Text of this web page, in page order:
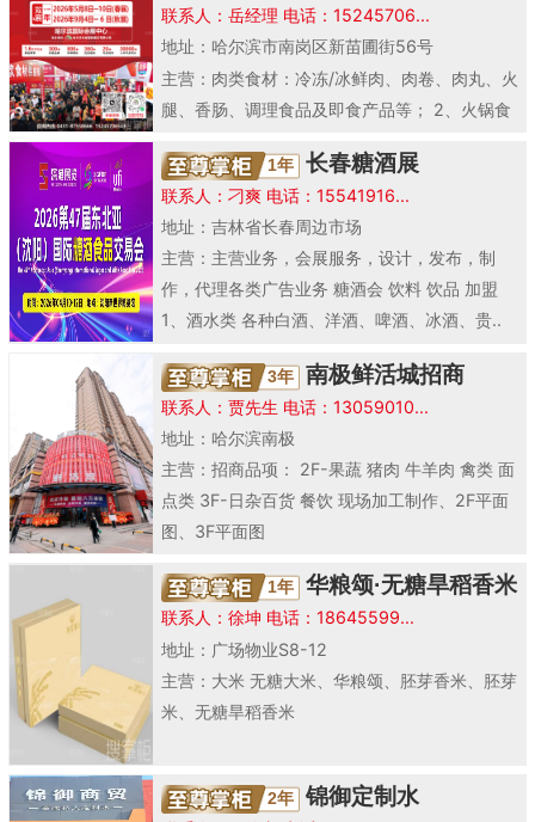
联系人：岳经理 电话：15245706...
地址：哈尔滨市南岗区新苗圃街56号
主营：肉类食材：冷冻/冰鲜肉、肉卷、肉丸、火
腿、香肠、调理食品及即食产品等； 2、火锅食
血、粉丝..
1年 长春糖酒展
联系人：刁爽 电话：15541916...
地址：吉林省长春周边市场
主营：主营业务，会展服务，设计，发布，制
作，代理各类广告业务 糖酒会 饮料 饮品 加盟
1、酒水类 各种白酒、洋酒、啤酒、冰酒、贵..
3年 南极鲜活城招商
联系人：贾先生 电话：13059010...
地址：哈尔滨南极
主营：招商品项： 2F-果蔬 猪肉 牛羊肉 禽类 面
点类 3F-日杂百货 餐饮 现场加工制作、2F平面
图、3F平面图
1年 华粮颂·无糖旱稻香米
联系人：徐坤 电话：18645599...
地址：广场物业S8-12
主营：大米 无糖大米、华粮颂、胚芽香米、胚芽
米、无糖旱稻香米
2年 锦御定制水